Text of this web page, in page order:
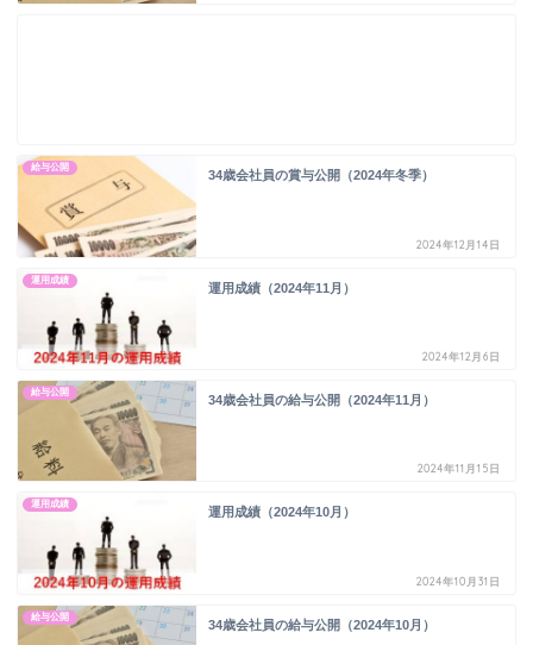
給与公開
34歳会社員の賞与公開（2024年冬季）
2024年12月14日
運用成績
運用成績（2024年11月）
2024年12月6日
給与公開
34歳会社員の給与公開（2024年11月）
2024年11月15日
運用成績
運用成績（2024年10月）
2024年10月31日
給与公開
34歳会社員の給与公開（2024年10月）